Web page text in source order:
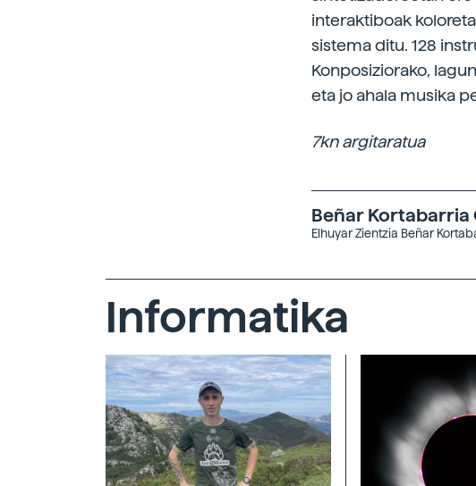
interaktiboak
sistema ditu. 128
Konposiziorako,
eta jo ahala musika
7kn argitaratua
Beñar Kortabarria
Elhuyar Zientzia Beñar
Informatika